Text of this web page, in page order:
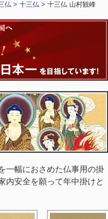
仏 > 十三仏 > 十三仏 山村観峰
一幅におさめた仏事用の掛
内安全を願って年中掛けと